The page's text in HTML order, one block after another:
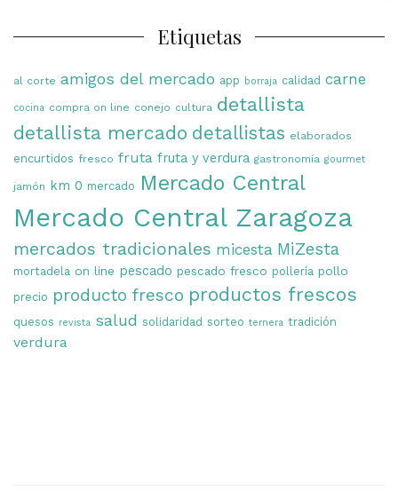
Etiquetas
al corte amigos del mercado app borraja calidad carne
cocina compra on line conejo cultura detallista
detallista mercado detallistas elaborados
encurtidos fresco fruta fruta y verdura gastronomía gourmet
jamón km 0 mercado Mercado Central
Mercado Central Zaragoza
mercados tradicionales micesta MiZesta
mortadela on line pescado pescado fresco pollería pollo
precio producto fresco productos frescos
quesos revista salud solidaridad sorteo ternera tradición
verdura